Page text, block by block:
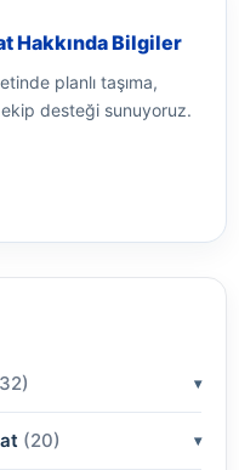
Hakkında Bilgiler
planlı taşıma,
desteği sunuyoruz.
(20)